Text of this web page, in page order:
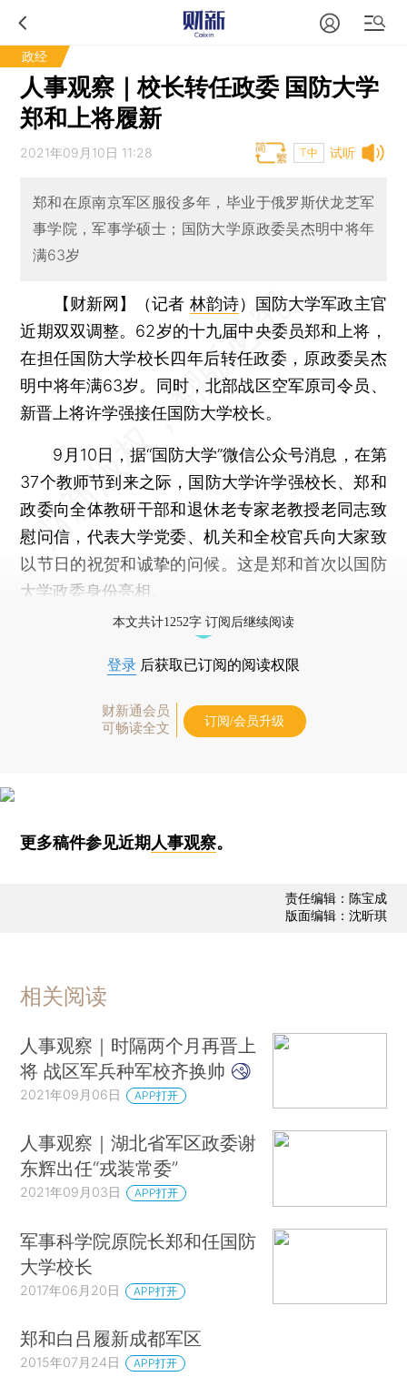
政经
人事观察｜校长转任政委 国防大学
郑和上将履新
试听
2021年09月10日 11:28 T中
郑和在原南京军区服役多年，毕业于俄罗斯伏龙芝军
事学院，军事学硕士；国防大学原政委吴杰明中将年
满63岁
【财新网】（记者 林韵诗） 国防大学军政主官
近期双双调整。62岁的十九届中央委员郑和上将，
在担任国防大学校长四年后转任政委，原政委吴杰
明中将年满63岁。同时，北部战区空军原司令员、
新晋上将许学强接任国防大学校长。
9月10日，据“国防大学”微信公众号消息，在第
37个教师节到来之际，国防大学许学强校长、郑和
政委向全体教研干部和退休老专家老教授老同志致
慰问信，代表大学党委、机关和全校官兵向大家致
以节日的祝贺和诚挚的问候。这是郑和首次以国防
大学政委身份亮相。
本文共计1252字 订阅后继续阅读
登录 后获取已订阅的阅读权限
财新通会员
可畅读全文
订阅/会员升级
更多稿件参见近期 人事观察。
责任编辑：陈宝成
版面编辑：沈昕琪
相关阅读
人事观察｜时隔两个月再晋上
将 战区军兵种军校齐换帅
2021年09月06日 APP打开
人事观察｜湖北省军区政委谢
东辉出任“戎装常委”
2021年09月03日 APP打开
军事科学院原院长郑和任国防
大学校长
2017年06月20日 APP打开
郑和白吕履新成都军区
2015年07月24日 APP打开